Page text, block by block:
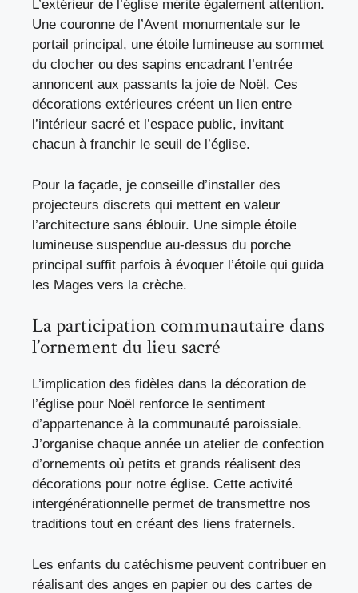
L’extérieur de l’église mérite également attention.
Une couronne de l’Avent monumentale sur le
portail principal, une étoile lumineuse au sommet
du clocher ou des sapins encadrant l’entrée
annoncent aux passants la joie de Noël. Ces
décorations extérieures créent un lien entre
l’intérieur sacré et l’espace public, invitant
chacun à franchir le seuil de l’église.
Pour la façade, je conseille d’installer des
projecteurs discrets qui mettent en valeur
l’architecture sans éblouir. Une simple étoile
lumineuse suspendue au-dessus du porche
principal suffit parfois à évoquer l’étoile qui guida
les Mages vers la crèche.
La participation communautaire dans
l’ornement du lieu sacré
L’implication des fidèles dans la décoration de
l’église pour Noël renforce le sentiment
d’appartenance à la communauté paroissiale.
J’organise chaque année un atelier de confection
d’ornements où petits et grands réalisent des
décorations pour notre église. Cette activité
intergénérationnelle permet de transmettre nos
traditions tout en créant des liens fraternels.
Les enfants du catéchisme peuvent contribuer en
réalisant des anges en papier ou des cartes de